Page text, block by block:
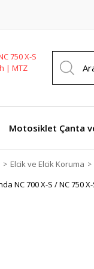
Motosiklet Çanta
Elcik ve Elcik Koruma